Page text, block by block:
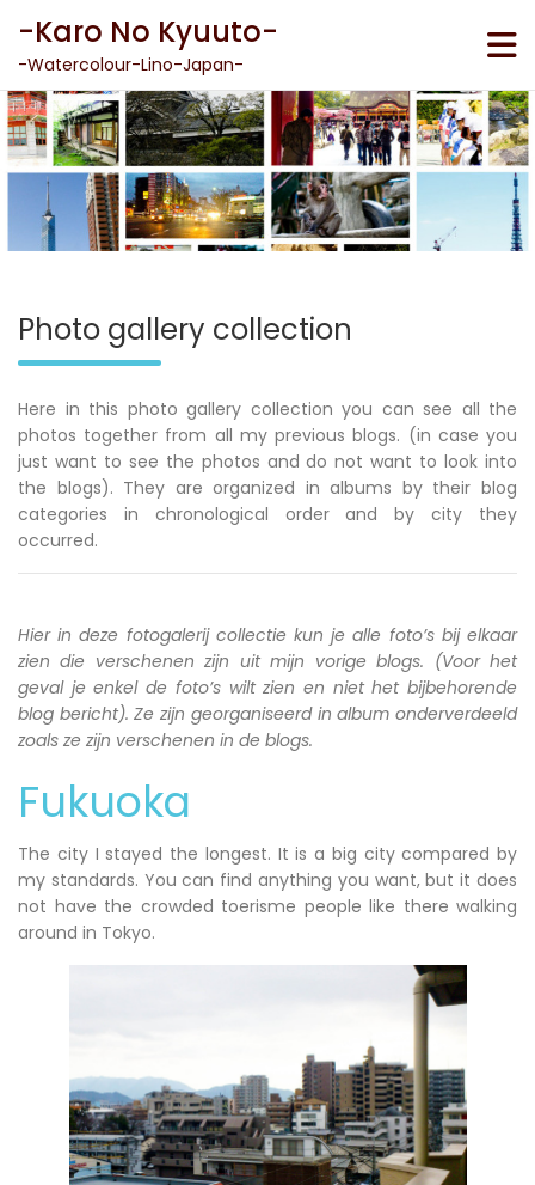
content
-Karo No Kyuuto-
-Watercolour-Lino-Japan-
Photo gallery collection
Here in this photo gallery collection you can see all the
photos together from all my previous blogs. (in case you
just want to see the photos and do not want to look into
the blogs). They are organized in albums by their blog
categories in chronological order and by city they
occurred.
Hier in deze fotogalerij collectie kun je alle foto’s bij elkaar
zien die verschenen zijn uit mijn vorige blogs. (Voor het
geval je enkel de foto’s wilt zien en niet het bijbehorende
blog bericht). Ze zijn georganiseerd in album onderverdeeld
zoals ze zijn verschenen in de blogs.
Fukuoka
The city I stayed the longest. It is a big city compared by
my standards. You can find anything you want, but it does
not have the crowded toerisme people like there walking
around in Tokyo.